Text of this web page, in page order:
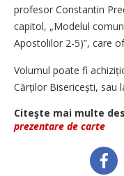
profesor Constantin
capitol, „Modelul
Apostolilor 2-5)”, care
Volumul poate fi
Cărților Bisericești, sau
Citeşte mai multe
prezentare de carte